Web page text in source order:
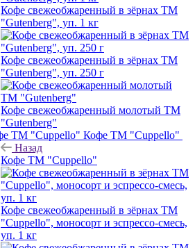
Кофе свежеобжаренный в зёрнах ТМ
"Gutenberg", уп. 1 кг
Кофе свежеобжаренный в зёрнах ТМ
"Gutenberg", уп. 250 г
Кофе свежеобжаренный молотый ТМ
"Gutenberg"
Кофе ТМ "Cuppello"
Назад
Кофе ТМ "Cuppello"
Кофе свежеобжаренный в зёрнах ТМ
"Cuppello", моносорт и эспрессо-смесь,
уп. 1 кг